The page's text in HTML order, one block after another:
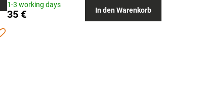
1-3 working days
35 € In den Warenkorb